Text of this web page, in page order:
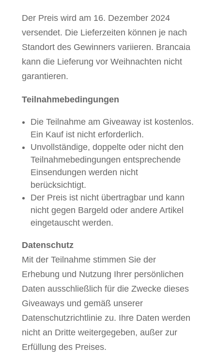
Der Preis wird am 16. Dezember 2024
versendet. Die Lieferzeiten können je nach
Standort des Gewinners variieren. Brancaia
kann die Lieferung vor Weihnachten nicht
garantieren.
Teilnahmebedingungen
Die Teilnahme am Giveaway ist kostenlos.
Ein Kauf ist nicht erforderlich.
Unvollständige, doppelte oder nicht den
Teilnahmebedingungen entsprechende
Einsendungen werden nicht
berücksichtigt.
Der Preis ist nicht übertragbar und kann
nicht gegen Bargeld oder andere Artikel
eingetauscht werden.
Datenschutz
Mit der Teilnahme stimmen Sie der
Erhebung und Nutzung Ihrer persönlichen
Daten ausschließlich für die Zwecke dieses
Giveaways und gemäß unserer
Datenschutzrichtlinie zu. Ihre Daten werden
nicht an Dritte weitergegeben, außer zur
Erfüllung des Preises.